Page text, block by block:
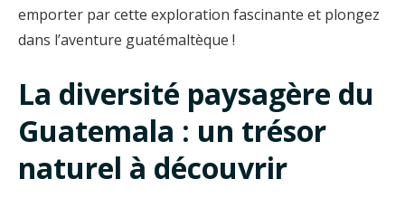
emporter par cette exploration fascinante et plongez
dans l’aventure guatémaltèque !
La diversité paysagère du
Guatemala : un trésor
naturel à découvrir